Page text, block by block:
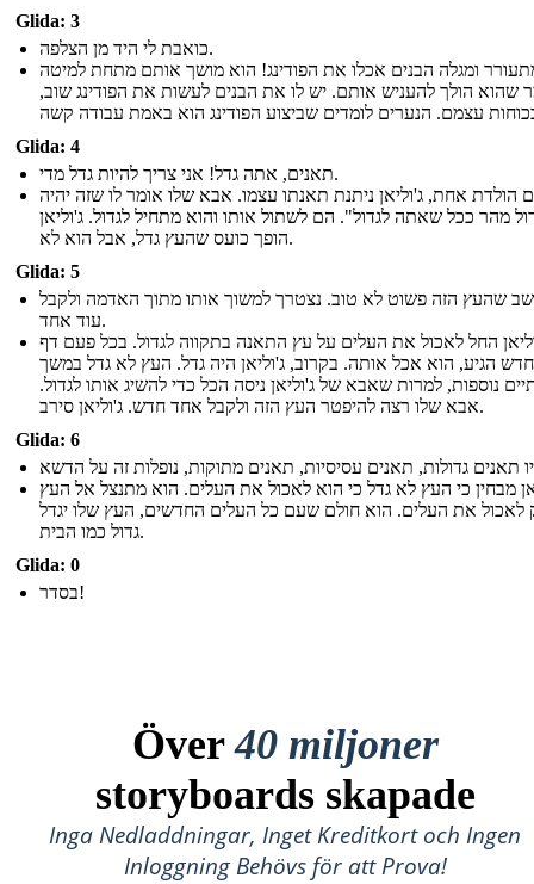
Glida: 3
כואבת לי היד מן הצלפה.
ומגלה הבנים אכלו את הפודינג! הוא מושך אותם מתחת למיטה
שהוא הולך להעניש אותם. יש לו את הבנים לעשות את הפודינג שוב,
Glida: 4
תאנים, אתה גדל! אני צריך להיות גדל מדי.
הולדת אחת, ג'וליאן ניתנת תאנתו עצמו. אבא שלו אומר לו שזה יהיה
מהר ככל שאתה לגדול". הם לשתול אותו והוא מתחיל לגדול. ג'וליאן
הופך כועס שהעץ גדל, אבל הוא לא.
Glida: 5
שהעץ הזה פשוט לא טוב. נצטרך למשוך אותו מתוך האדמה ולקבל
עוד אחד.
החל לאכול את העלים על עץ התאנה בתקווה לגדול. בכל פעם דף
חדש הגיע, הוא אכל אותה. בקרוב, ג'וליאן היה גדל. העץ לא גדל במשך
נוספות, למרות שאבא של ג'וליאן ניסה הכל כדי להשיג אותו לגדול.
אבא שלו רצה להיפטר העץ הזה ולקבל אחד חדש. ג'וליאן סירב.
Glida: 6
מבחין כי העץ לא גדל כי הוא לאכול את העלים. הוא מתנצל אל העץ
לאכול את העלים. הוא חולם שעם כל העלים החדשים, העץ שלו יגדל
גדול כמו הבית.
Glida: 0
בסדר!
Över40 miljoner
storyboards skapade
Inga Nedladdningar, Inget Kreditkort och Ingen
Inloggning Behövs för att Prova!